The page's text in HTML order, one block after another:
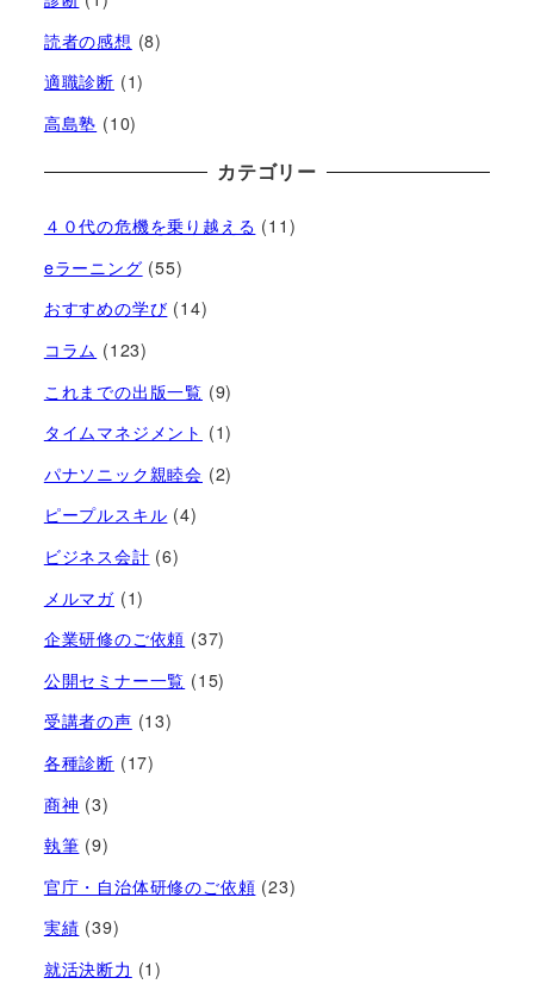
読者の感想 (8)
適職診断 (1)
高島塾 (10)
カテゴリー
４０代の危機を乗り越える (11)
eラーニング (55)
おすすめの学び (14)
コラム (123)
これまでの出版一覧 (9)
タイムマネジメント (1)
パナソニック親睦会 (2)
ピープルスキル (4)
ビジネス会計 (6)
メルマガ (1)
企業研修のご依頼 (37)
公開セミナー一覧 (15)
受講者の声 (13)
各種診断 (17)
商神 (3)
執筆 (9)
官庁・自治体研修のご依頼 (23)
実績 (39)
就活決断力 (1)